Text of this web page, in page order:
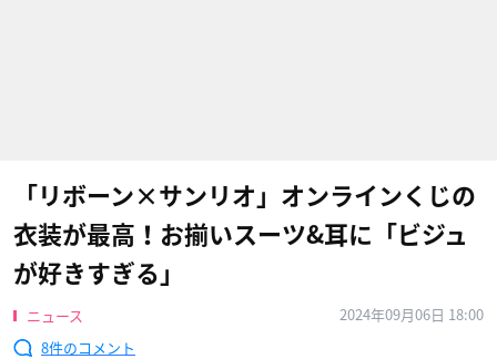
「リボーン×サンリオ」オンラインくじの
衣装が最高！お揃いスーツ&耳に「ビジュ
が好きすぎる」
ニュース
2024年09月06日 18:00
8